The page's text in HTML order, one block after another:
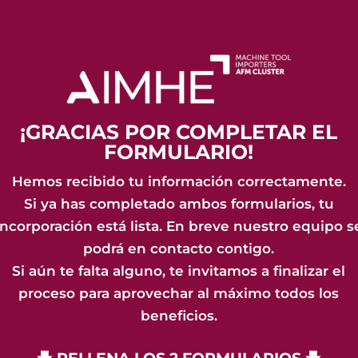
¡GRACIAS POR COMPLETAR EL
FORMULARIO!
Hemos recibido tu información correctamente.
Si ya has completado ambos formularios, tu
está lista. En breve nuestro equipo
podrá en contacto contigo.
Si aún te falta alguno, te invitamos a finalizar el
proceso para aprovechar al máximo todos los
beneficios.